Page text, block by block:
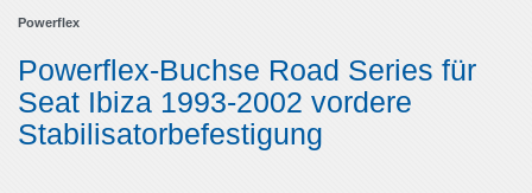
Powerflex
Powerflex-Buchse Road Series für
Seat Ibiza 1993-2002 vordere
Stabilisatorbefestigung